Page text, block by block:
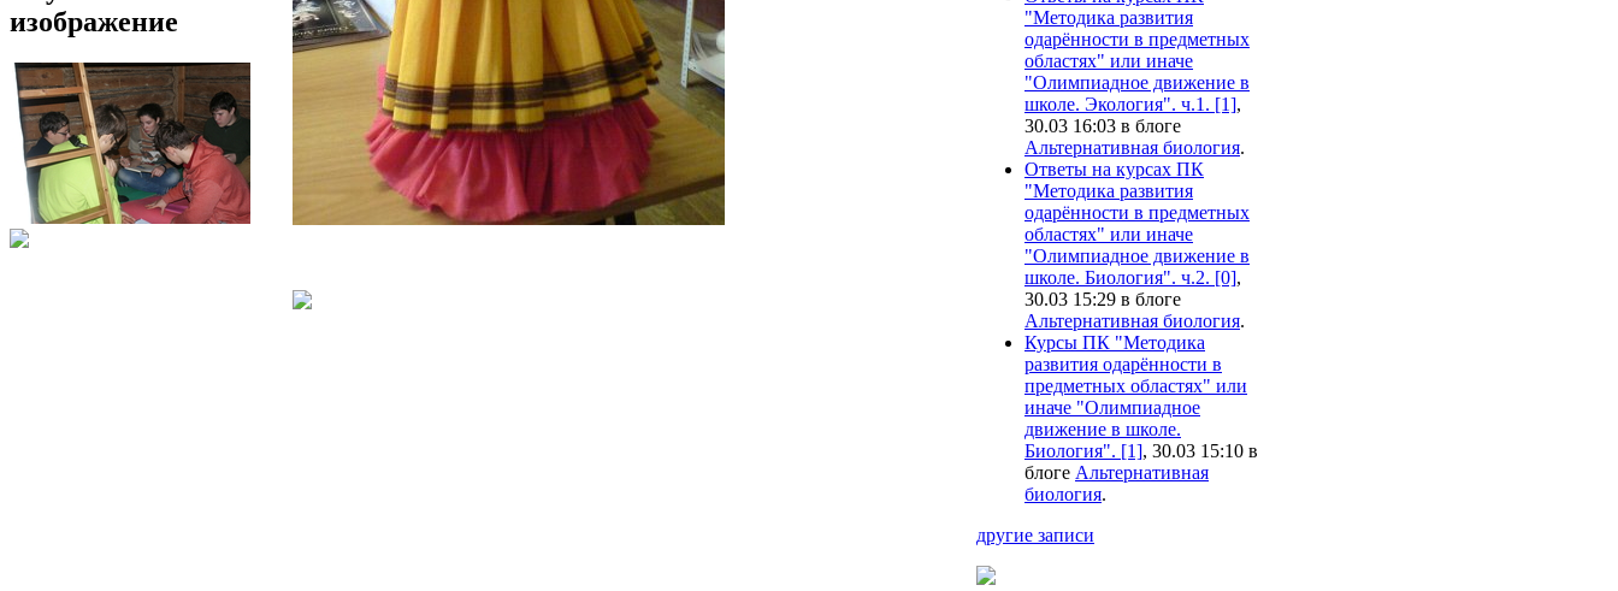
изображение
"Методика развития
одарённости в предметных
областях" или иначе
"Олимпиадное движение в
школе. Экология". ч.1. [1],
30.03 16:03 в блоге
Альтернативная биология.
Ответы на курсах ПК
"Методика развития
одарённости в предметных
областях" или иначе
"Олимпиадное движение в
школе. Биология". ч.2. [0],
30.03 15:29 в блоге
Альтернативная биология.
Курсы ПК "Методика
развития одарённости в
предметных областях" или
иначе "Олимпиадное
движение в школе.
Биология". [1], 30.03 15:10 в
блоге Альтернативная
биология.
другие записи